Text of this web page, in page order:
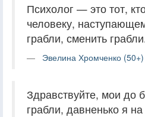
Психолог — это тот,
человеку,
грабли, сменить
Эвелина Хромченко (50+)
Здравствуйте, мои до
грабли, давненько я